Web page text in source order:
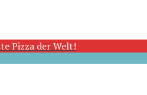
Pizza der Welt!